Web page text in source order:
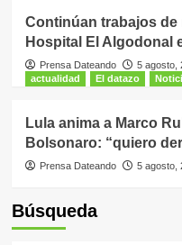
Continúan trabajos de
Hospital El Algodonal
Prensa Dateando
5 agosto,
actualidad
El datazo
Lula anima a Marco
Bolsonaro: “quiero
Prensa Dateando 5 agosto,
Búsqueda